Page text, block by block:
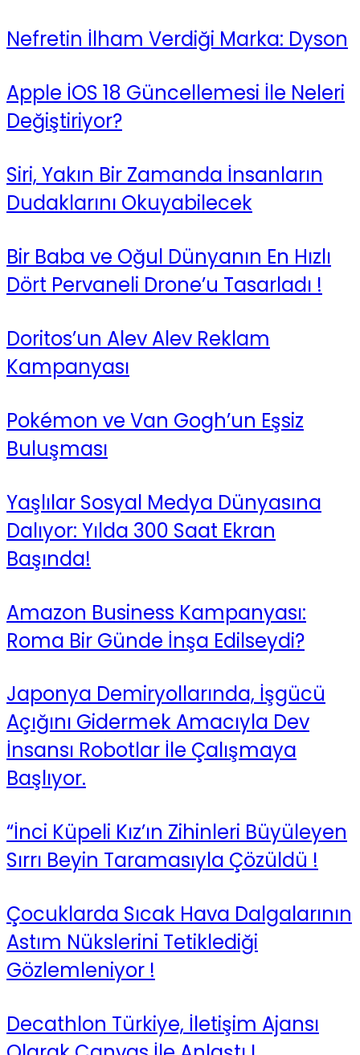
Nefretin İlham Verdiği Marka: Dyson
Apple İOS 18 Güncellemesi İle Neleri
Değiştiriyor?
Siri, Yakın Bir Zamanda İnsanların
Dudaklarını Okuyabilecek
Bir Baba ve Oğul Dünyanın En Hızlı
Dört Pervaneli Drone’u Tasarladı !
Doritos’un Alev Alev Reklam
Kampanyası
Pokémon ve Van Gogh’un Eşsiz
Buluşması
Yaşlılar Sosyal Medya Dünyasına
Dalıyor: Yılda 300 Saat Ekran
Başında!
Amazon Business Kampanyası:
Roma Bir Günde İnşa Edilseydi?
Japonya Demiryollarında, İşgücü
Açığını Gidermek Amacıyla Dev
İnsansı Robotlar İle Çalışmaya
Başlıyor.
“İnci Küpeli Kız’ın Zihinleri Büyüleyen
Sırrı Beyin Taramasıyla Çözüldü !
Çocuklarda Sıcak Hava Dalgalarının
Astım Nükslerini Tetiklediği
Gözlemleniyor !
Decathlon Türkiye, İletişim Ajansı